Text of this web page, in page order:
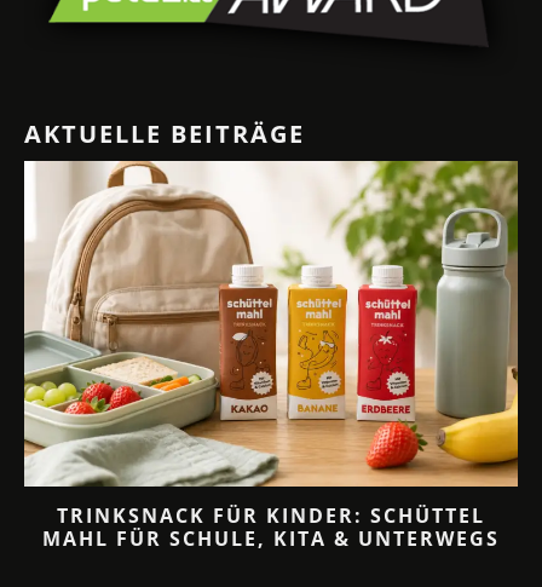
AKTUELLE BEITRÄGE
TRINKSNACK FÜR KINDER: SCHÜTTEL
MAHL FÜR SCHULE, KITA & UNTERWEGS